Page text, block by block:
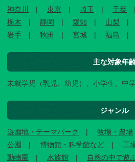
神奈川 東京 埼玉 千葉
栃木
静岡 愛知 山梨
岩手
秋田 宮城 福島
主な対象年
未就学児（乳児、幼児）、小学生、中
ジャンル
遊園地・テーマパーク 牧場・農場
公園
博物館・科学館など
工
動物園
水族館 自然の中で遊